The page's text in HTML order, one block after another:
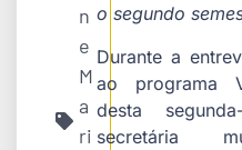
n
e
M
a
ri
o segundo
Durante a
ao programa
desta
secretária